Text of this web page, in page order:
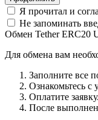
Я прочитал и
Не запоминать
Обмен Tether ERC20
Для обмена вам
Заполните все
Ознакомьтесь с
Оплатите
После